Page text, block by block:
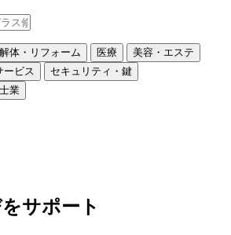
体・リフォーム 医療
美容・エステ
ービス
セキュリティ・鍵
士業
サポート